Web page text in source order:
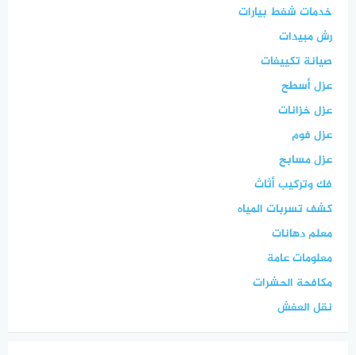
خدمات شفط بيارات
رش مبيدات
صيانة تكييفات
عزل أسطح
عزل خزانات
عزل فوم
عزل مسابح
فك وتركيب أثاث
كشف تسربات المياه
معلم دهانات
معلومات عامة
مكافحة الحشرات
نقل العفش